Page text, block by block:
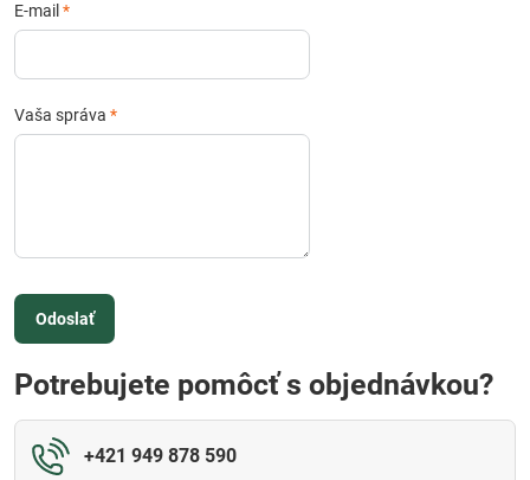
E-mail *
Vaša správa *
Odoslať
Potrebujete pomôcť s objednávkou?
+421 949 878 590